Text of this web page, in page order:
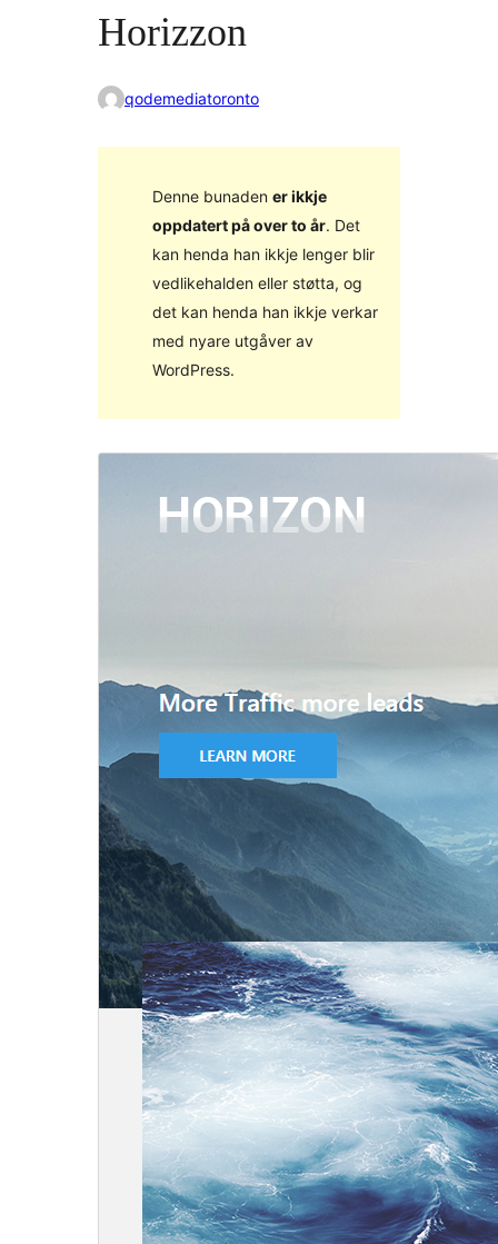
Horizzon
qodemediatoronto
Denne bunaden er ikkje
oppdatert på over to år. Det
kan henda han ikkje lenger blir
vedlikehalden eller støtta, og
det kan henda han ikkje verkar
med nyare utgåver av
WordPress.